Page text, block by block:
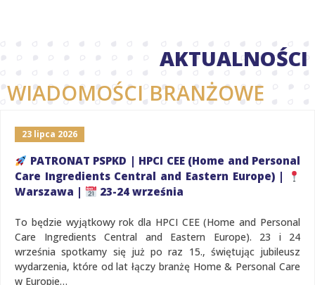
AKTUALNOŚCI
WIADOMOŚCI BRANŻOWE
23 lipca 2026
PATRONAT PSPKD | HPCI CEE (Home and Personal
Care Ingredients Central and Eastern Europe) |
Warszawa |
23-24 września
To będzie wyjątkowy rok dla HPCI CEE (Home and Personal
Care Ingredients Central and Eastern Europe). 23 i 24
września spotkamy się już po raz 15., świętując jubileusz
wydarzenia, które od lat łączy branżę Home & Personal Care
w Europie…